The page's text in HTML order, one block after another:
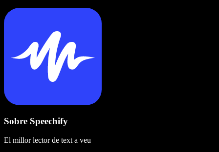
Sobre Speechify
El millor lector de text a veu